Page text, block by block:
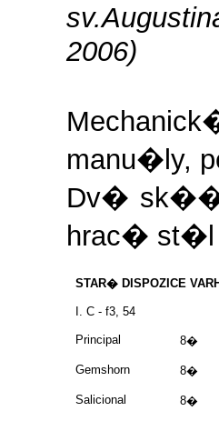
2006)
manu�ly,
Dv�
hrac�
STAR� DISPOZICE
I. C - f3, 54
Principal 8�
Gemshorn 8�
Salicional 8�